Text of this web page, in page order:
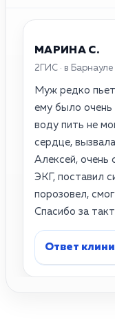
МАРИНА С.
2ГИС · в Барнауле
Муж редко
ему было
воду пить не
сердце,
Алексей, очень
ЭКГ, поставил
порозовел,
Спасибо за
Ответ